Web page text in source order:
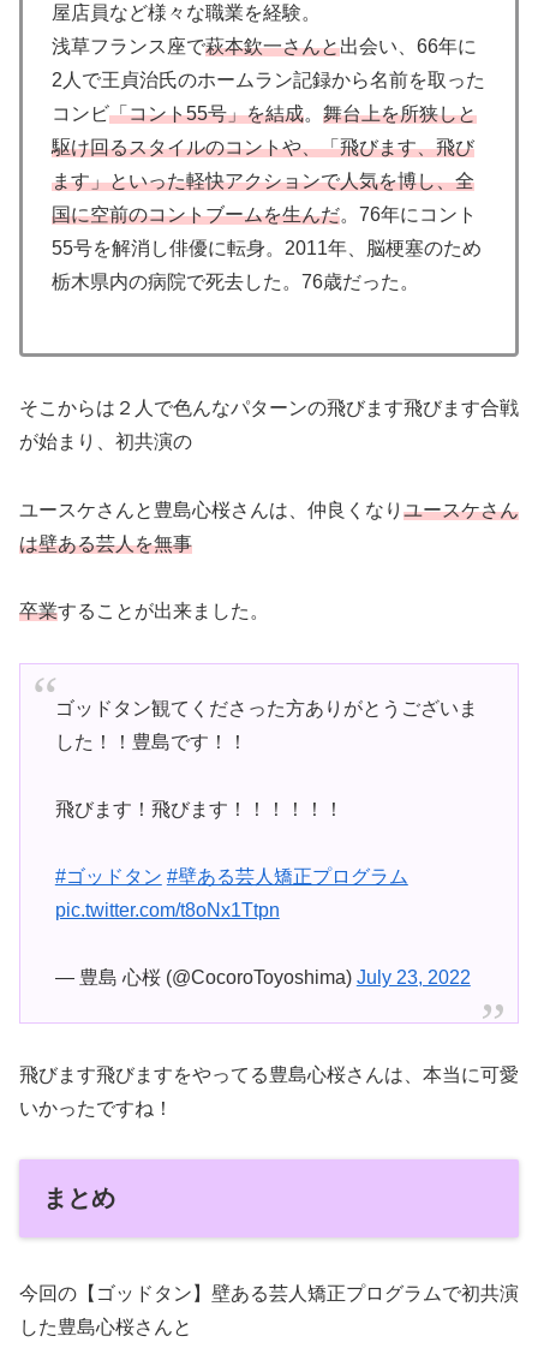
屋店員など様々な職業を経験。
浅草フランス座で萩本欽一さんと出会い、66年に
2人で王貞治氏のホームラン記録から名前を取った
コンビ「コント55号」を結成。 舞台上を所狭しと
駆け回るスタイルのコントや、「飛びます、飛び
ます」といった軽快アクションで人気を博し、全
国に空前のコントブームを生んだ。76年にコント
55号を解消し俳優に転身。2011年、脳梗塞のため
栃木県内の病院で死去した。76歳だった。
そこからは２人で色んなパターンの飛びます飛びます合戦
が始まり、初共演の
ユースケさんと豊島心桜さんは、仲良くなり ユースケさん
は壁ある芸人を無事
卒業することが出来ました。
ゴッドタン観てくださった方ありがとうございま
した！！豊島です！！
飛びます！飛びます！！！！！！
#ゴッドタン #壁ある芸人矯正プログラム
pic.twitter.com/t8oNx1Ttpn
— 豊島 心桜 (@CocoroToyoshima) July 23, 2022
飛びます飛びますをやってる豊島心桜さんは、本当に可愛
いかったですね！
まとめ
今回の【ゴッドタン】壁ある芸人矯正プログラムで初共演
した豊島心桜さんと